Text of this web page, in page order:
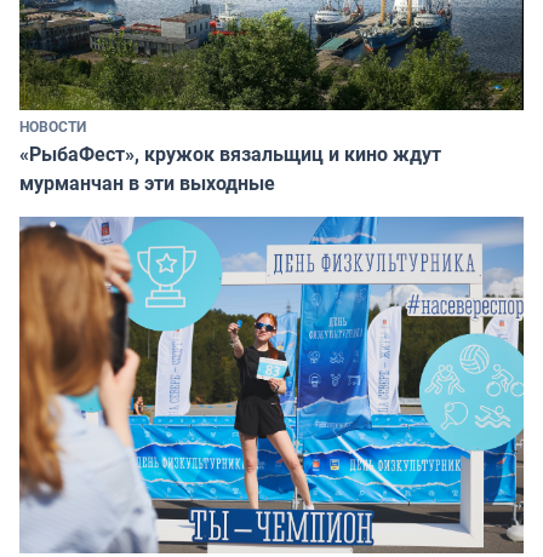
НОВОСТИ
«РыбаФест», кружок вязальщиц и кино ждут
мурманчан в эти выходные